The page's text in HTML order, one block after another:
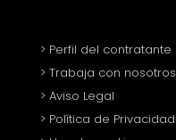
> Perfil del contratante
> Trabaja con nosotros
> Aviso Legal
> Política de Privacidad